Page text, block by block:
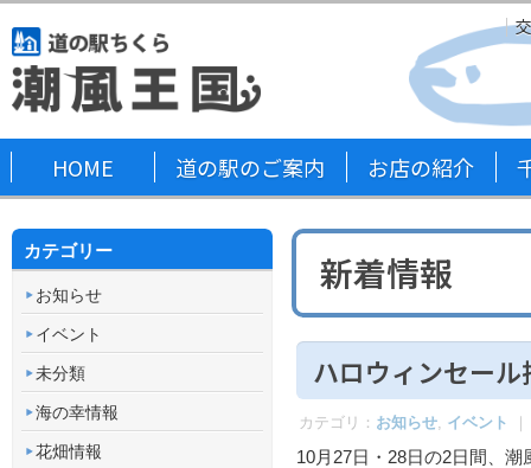
HOME 道の駅のご案内 お店の紹介
新着情報
ハロウィンセー
カテゴリ： お知らせ, イベント
10月27日・28日の2日間、
カテゴリー
お知らせ
イベント
未分類
海の幸情報
花畑情報